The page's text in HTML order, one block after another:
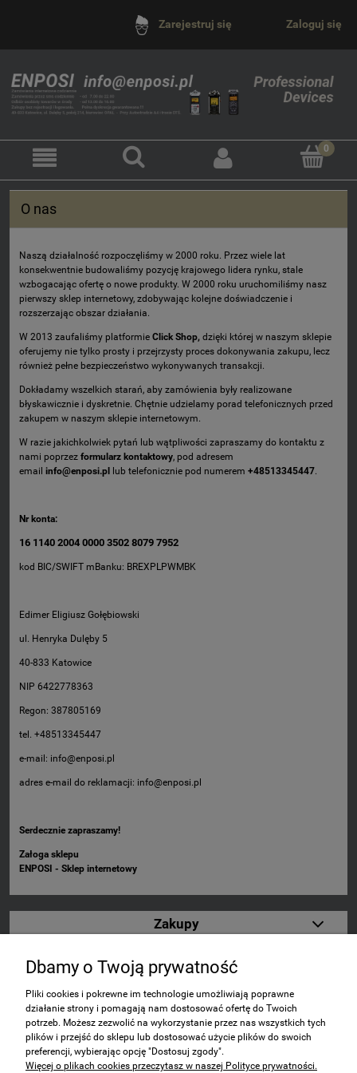
Zarejestruj się Zaloguj się
O nas
Naszą działalność rozpoczęliśmy w 2000 roku. Przez wiele lat
konsekwentnie budowaliśmy pozycję krajowego lidera rynku, stale
wzbogacając ofertę o nowe produkty. W 2000 roku uruchomiliśmy nasz
pierwszy sklep internetowy, zdobywając kolejne doświadczenie i
rozszerzając obszar działania.
W 2013 zaufaliśmy platformie Click Shop, dzięki której w naszym sklepie
oferujemy nie tylko prosty i przejrzysty proces dokonywania zakupu, lecz
również pełne bezpieczeństwo wykonywanych transakcji.
Dokładamy wszelkich starań, aby zamówienia były realizowane
błyskawicznie i dyskretnie. Chętnie udzielamy porad telefonicznych przed
zakupem w naszym sklepie internetowym.
W razie jakichkolwiek pytań lub wątpliwości zapraszamy do kontaktu z
nami poprzez formularz kontaktowy, pod adresem
email info@enposi.pl lub telefonicznie pod numerem +48513345447.
Nr konta:
16 1140 2004 0000 3502 8079 7952
kod BIC/SWIFT mBanku: BREXPLPWMBK
Edimer Eligiusz Gołębiowski
ul. Henryka Dulęby 5
40-833 Katowice
NIP 6422778363
Regon: 387805169
tel. +48513345447
e-mail: info@enposi.pl
adres e-mail do reklamacji: info@enposi.pl
Serdecznie zapraszamy!
Załoga sklepu
ENPOSI - Sklep internetowy
Zakupy
Pomoc
Moje konto
Informacje
Dbamy o Twoją prywatność
Pliki cookies i pokrewne im technologie umożliwiają poprawne
działanie strony i pomagają nam dostosować ofertę do Twoich
potrzeb. Możesz zezwolić na wykorzystanie przez nas wszystkich tych
plików i przejść do sklepu lub dostosować użycie plików do swoich
preferencji, wybierając opcję "Dostosuj zgody".
Więcej o plikach cookies przeczytasz w naszej Polityce prywatności.